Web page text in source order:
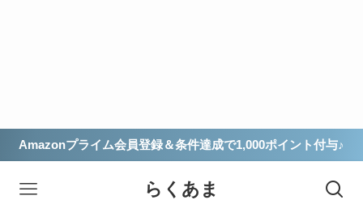
Amazonプライム会員登録＆条件達成で1,000ポイント付与♪
らくあま